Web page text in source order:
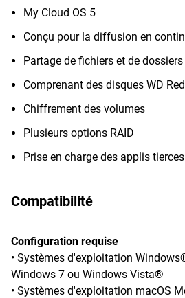
My Cloud OS 5
Conçu pour la diffusion en
Partage de fichiers et de
Comprenant des disques WD
Chiffrement des volumes
Plusieurs options RAID
Prise en charge des applis tierces
Compatibilité
Configuration requise
• Systèmes d'exploitation
Windows 7 ou Windows Vista®
• Systèmes d'exploitation macOS